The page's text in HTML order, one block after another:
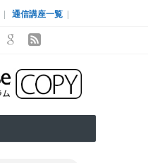
通信講座一覧